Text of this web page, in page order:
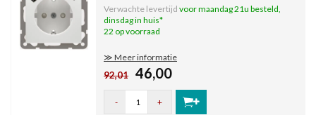
Verwachte levertijd voor maandag 21u besteld,
dinsdag in huis*
22 op voorraad
≫ Meer informatie
92,01 46,00
- +